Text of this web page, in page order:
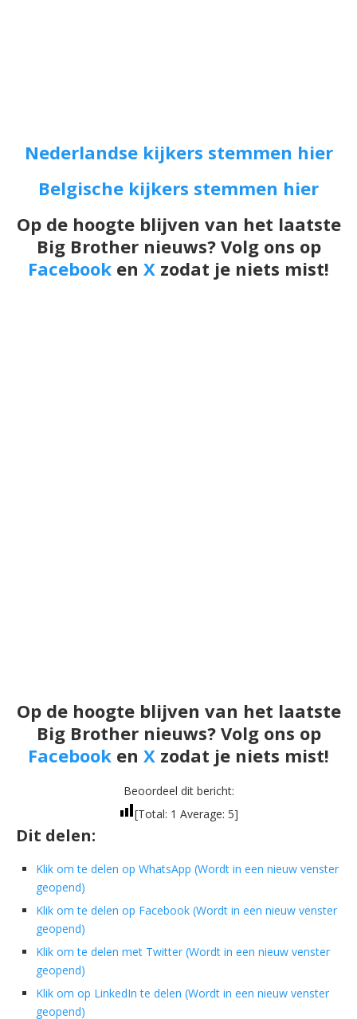
Nederlandse kijkers stemmen hier
Belgische kijkers stemmen hier
Op de hoogte blijven van het laatste
Big Brother nieuws? Volg ons op
Facebook en X zodat je niets mist!
Op de hoogte blijven van het laatste
Big Brother nieuws? Volg ons op
Facebook en X zodat je niets mist!
Beoordeel dit bericht:
[Total: 1 Average: 5]
Dit delen:
Klik om te delen op WhatsApp (Wordt in een nieuw venster
geopend)
Klik om te delen op Facebook (Wordt in een nieuw venster
geopend)
Klik om te delen met Twitter (Wordt in een nieuw venster
geopend)
Klik om op LinkedIn te delen (Wordt in een nieuw venster
geopend)